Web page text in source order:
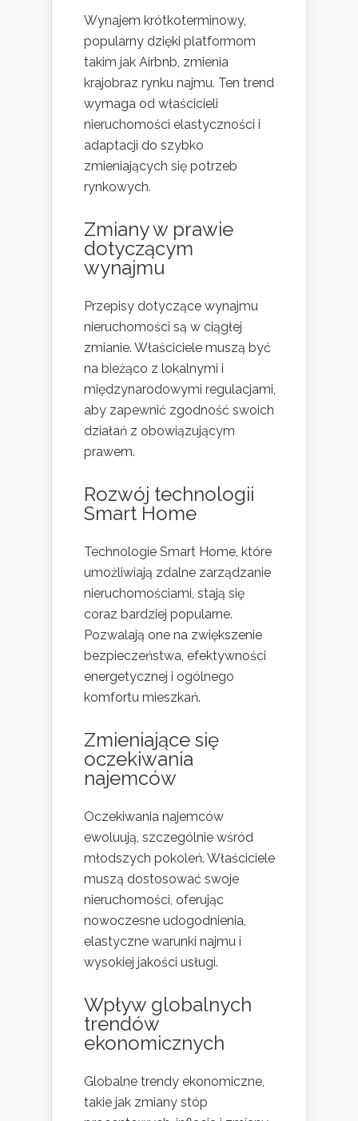
Wynajem krótkoterminowy,
popularny dzięki platformom
takim jak Airbnb, zmienia
krajobraz rynku najmu. Ten trend
wymaga od właścicieli
nieruchomości elastyczności i
adaptacji do szybko
zmieniających się potrzeb
rynkowych.
Zmiany w prawie
dotyczącym
wynajmu
Przepisy dotyczące wynajmu
nieruchomości są w ciągłej
zmianie. Właściciele muszą być
na bieżąco z lokalnymi i
międzynarodowymi regulacjami,
aby zapewnić zgodność swoich
działań z obowiązującym
prawem.
Rozwój technologii
Smart Home
Technologie Smart Home, które
umożliwiają zdalne zarządzanie
nieruchomościami, stają się
coraz bardziej popularne.
Pozwalają one na zwiększenie
bezpieczeństwa, efektywności
energetycznej i ogólnego
komfortu mieszkań.
Zmieniające się
oczekiwania
najemców
Oczekiwania najemców
ewoluują, szczególnie wśród
młodszych pokoleń. Właściciele
muszą dostosować swoje
nieruchomości, oferując
nowoczesne udogodnienia,
elastyczne warunki najmu i
wysokiej jakości usługi.
Wpływ globalnych
trendów
ekonomicznych
Globalne trendy ekonomiczne,
takie jak zmiany stóp